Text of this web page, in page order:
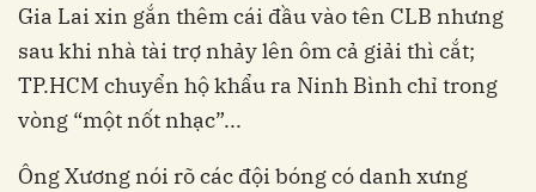
Gia Lai xin gắn thêm cái đầu vào tên CLB nhưng
sau khi nhà tài trợ nhảy lên ôm cả giải thì cắt;
TP.HCM chuyển hộ khẩu ra Ninh Bình chỉ trong
vòng “một nốt nhạc”...
Ông Xương nói rõ các đội bóng có danh xưng